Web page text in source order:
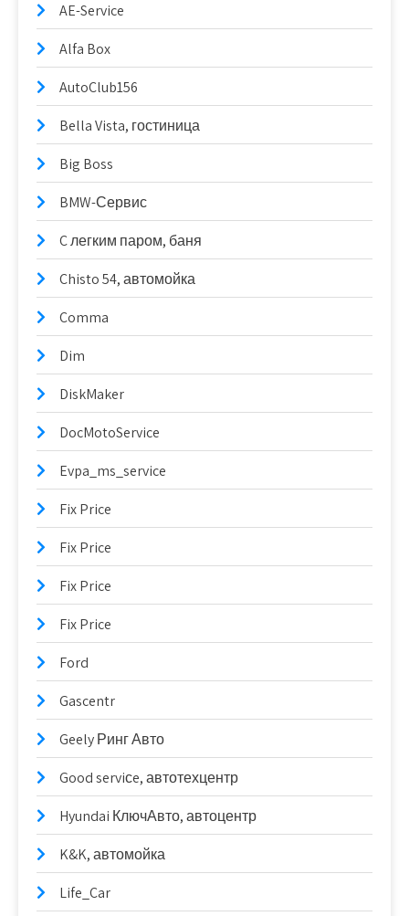
AE-Service
Alfa Box
AutoClub156
Bella Vista, гостиница
Big Boss
BMW-Сервис
C легким паром, баня
Chisto 54, автомойка
Comma
Dim
DiskMaker
DocMotoService
Evpa_ms_service
Fix Price
Fix Price
Fix Price
Fix Price
Ford
Gascentr
Geely Ринг Авто
Good serviсe, автотехцентр
Hyundai КлючАвто, автоцентр
K&K, автомойка
Life_Car